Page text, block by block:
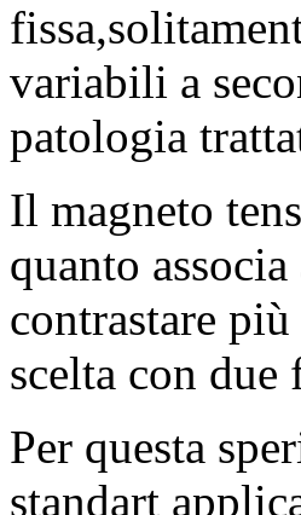
variabili a
patologia
Il magneto
quanto
contrastare
scelta con
Per questa
standart